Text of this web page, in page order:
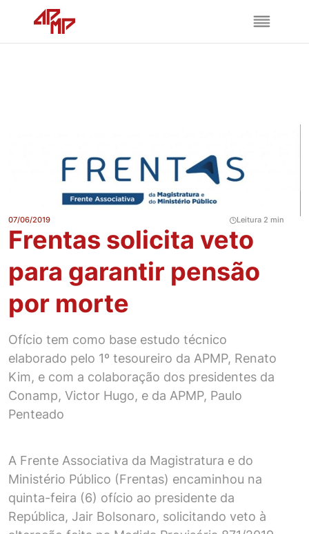
07/06/2019 Leitura 2 min
Frentas solicita veto
para garantir pensão
por morte
Ofício tem como base estudo técnico
elaborado pelo 1º tesoureiro da APMP, Renato
Kim, e com a colaboração dos presidentes da
Conamp, Victor Hugo, e da APMP, Paulo
Penteado
A Frente Associativa da Magistratura e do
Ministério Público (Frentas) encaminhou na
quinta-feira (6) ofício ao presidente da
República, Jair Bolsonaro, solicitando veto à